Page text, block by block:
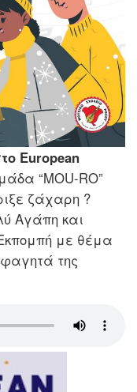
European
“MOU-RO”
ζάχαρη ?
Αγάπη και
με θέμα
φαγητά της